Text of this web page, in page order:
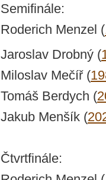
Semifinále:
Roderich Menzel (
Jaroslav Drobný (
Miloslav Mečíř (
Tomáš Berdych (
Jakub Menšík (
Čtvrtfinále: